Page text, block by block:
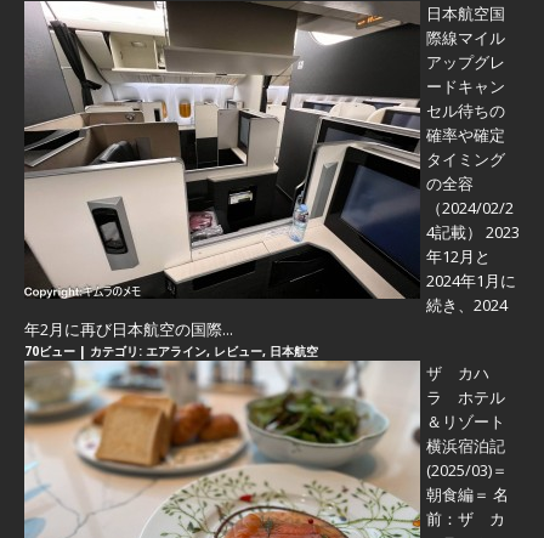
日本航空国
際線マイル
アップグレ
ードキャン
セル待ちの
確率や確定
タイミング
の全容
（2024/02/2
4記載） 2023
年12月と
2024年1月に
続き、2024
年2月に再び日本航空の国際...
70ビュー | カテゴリ: エアライン, レビュー, 日本航空
ザ カハ
ラ ホテル
＆リゾート
横浜宿泊記
(2025/03)＝
朝食編＝ 名
前：ザ カ